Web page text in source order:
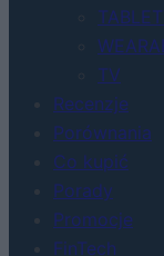
TV
Recenzje
Porównania
Co kupić
Porady
Promocje
FinTech